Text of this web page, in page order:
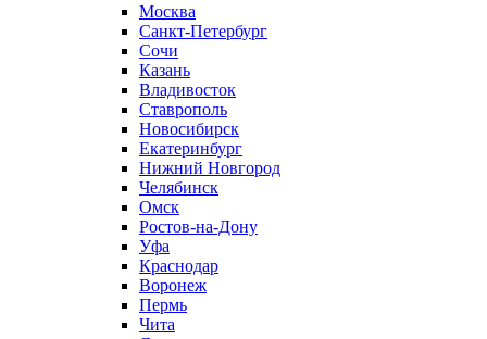
Москва
Санкт-Петербург
Сочи
Казань
Владивосток
Ставрополь
Новосибирск
Екатеринбург
Нижний Новгород
Челябинск
Омск
Ростов-на-Дону
Уфа
Краснодар
Воронеж
Пермь
Чита